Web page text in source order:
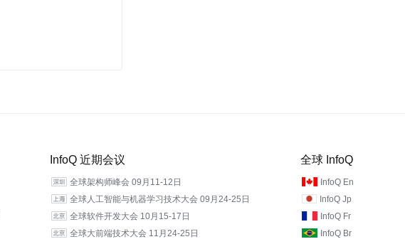
InfoQ 近期会议
全球架构师峰会 09月11-12日
全球人工智能与机器学习技术大会 09月24-25日
全球软件开发大会 10月15-17日
全球大前端技术大会 11月24-25日
全球 InfoQ
InfoQ En
InfoQ Jp
InfoQ Fr
InfoQ Br